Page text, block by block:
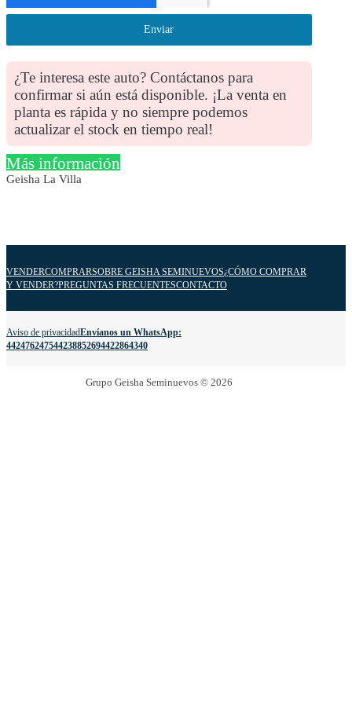
Enviar
¿Te interesa este auto? Contáctanos para
confirmar si aún está disponible. ¡La venta en
planta es rápida y no siempre podemos
actualizar el stock en tiempo real!
Más información
Geisha La Villa
VENDERCOMPRARSOBRE GEISHA SEMINUEVOS¿CÓMO COMPRAR
Y VENDER?PREGUNTAS FRECUENTESCONTACTO
Aviso de privacidadEnvíanos un WhatsApp:
442476247544238852694422864340
Grupo Geisha Seminuevos © 2026